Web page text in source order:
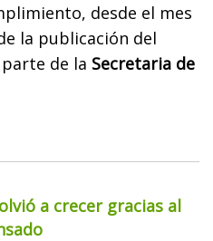
desde el mes
la publicación del
de la Secretaria de
a crecer gracias al